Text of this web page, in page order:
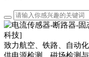
致力航空、铁路、自动
供电源检测、磁场检测